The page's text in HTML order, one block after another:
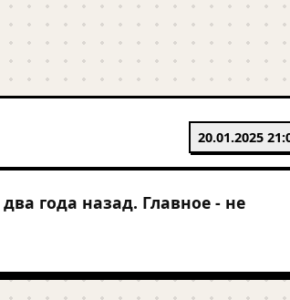
20.01.2025
года назад. Главное - не